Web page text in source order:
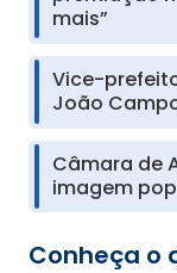
mais”
Vice-
João
Câmara de
imagem
Conheça o